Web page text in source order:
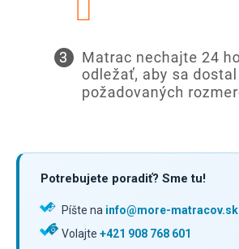
Potrebujete poradiť? Sme tu!
Píšte na info@more-matracov.sk
Volajte +421 908 768 601